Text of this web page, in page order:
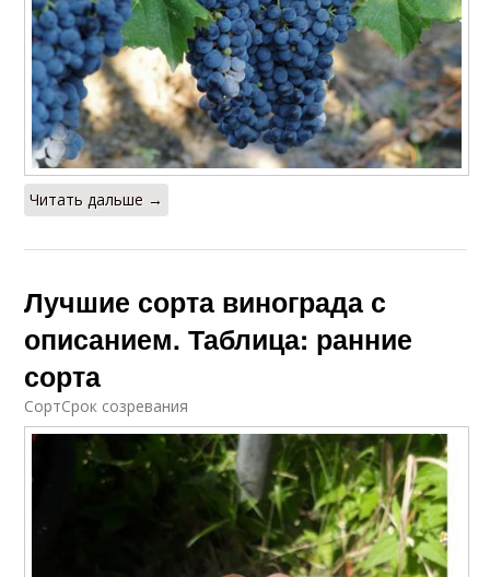
Читать дальше →
Лучшие сорта винограда с
описанием. Таблица: ранние
сорта
СортСрок созревания